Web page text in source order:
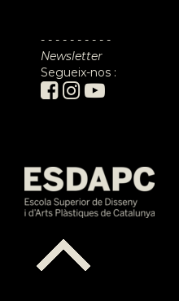
- - - - - - - - - -
Newsletter
Segueix-nos :